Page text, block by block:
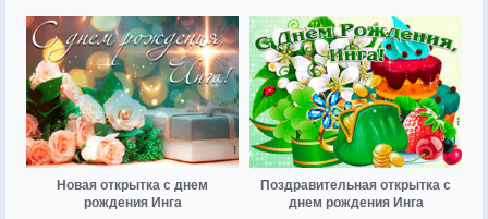
Новая открытка с днем
рождения Инга
Поздравительная открытка с
днем рождения Инга